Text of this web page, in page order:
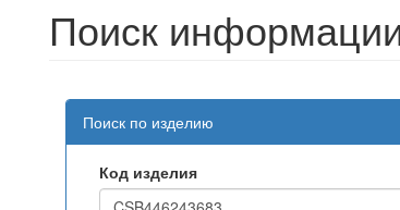
Поиск
Поиск по изделию
Код изделия